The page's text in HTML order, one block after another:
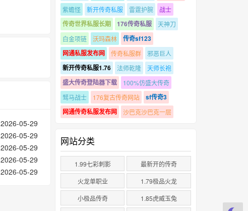
2026-05-29
2026-05-29
2026-05-29
2026-05-29
2026-05-29
紫蟾怪
新开传奇私服 雷霆护腕 战士
传奇世界私服长期 176传奇私服
天神刀
白金项链
沃玛森林
传奇sf123
网通私服发布网
传奇私服群 邪恶巨人
新开传奇私服1.76 法师乾隆 天师长袍
盛大传奇登陆器下载
100%仿盛大传奇
驽马战士
176复古传奇网站
sf传奇3
网通传奇私服发布网
沙巴克沙巴克一层
网站分类
1.99七彩刺影
最新开的传奇
火龙单职业
1.79极品火龙
小极品传奇
1.85虎威玉兔